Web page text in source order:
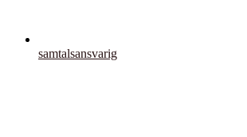
samtalsansvarig